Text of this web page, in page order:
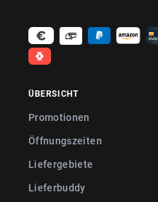
ÜBERSICHT
Promotionen
Öffnungszeiten
Liefergebiete
Lieferbuddy